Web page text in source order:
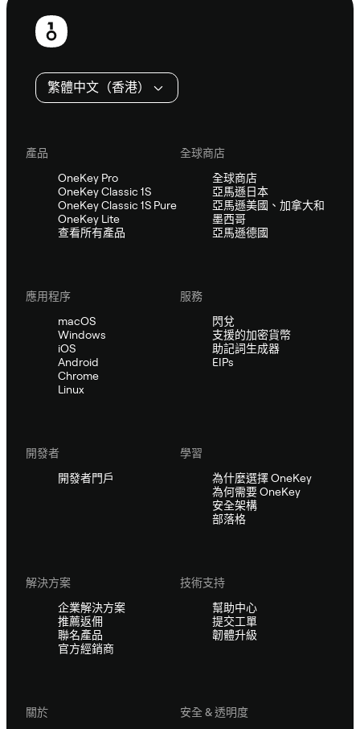
頁
繁體中文（香港）
產品
OneKey Pro
OneKey Classic 1S
OneKey Classic 1S Pure
OneKey Lite
查看所有產品
全球商店
全球商店
亞馬遜日本
亞馬遜美國、加拿大和
墨西哥
亞馬遜德國
應用程序
macOS
Windows
iOS
Android
Chrome
Linux
服務
閃兌
支援的加密貨幣
助記詞生成器
EIPs
開發者
開發者門戶
學習
為什麼選擇 OneKey
為何需要 OneKey
安全架構
部落格
解決方案
企業解決方案
推薦返佣
聯名產品
官方經銷商
技術支持
幫助中心
提交工單
韌體升級
關於
安全 & 透明度